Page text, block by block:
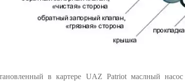
в картере UAZ Patriot маслный